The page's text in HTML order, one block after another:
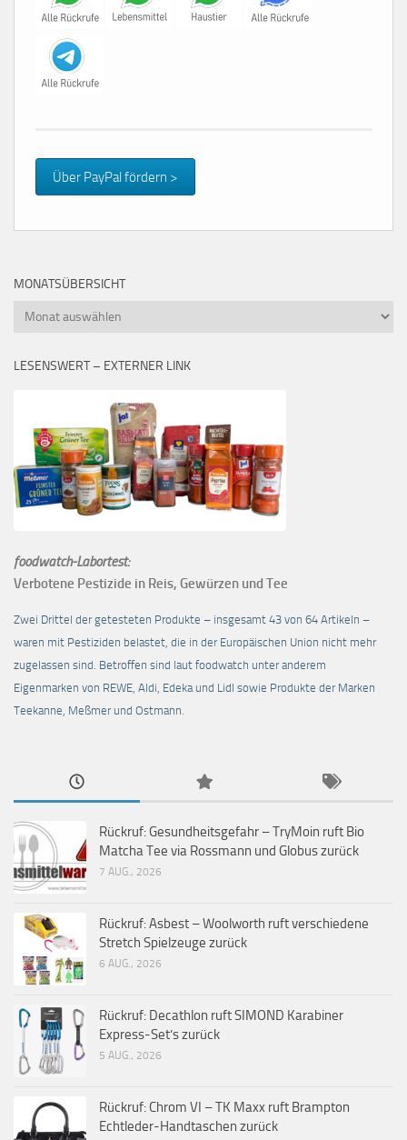
Über PayPal fördern >
MONATSÜBERSICHT
Monatsübersicht
LESENSWERT – EXTERNER LINK
foodwatch-Labortest:
Verbotene Pestizide in Reis, Gewürzen und Tee
Zwei Drittel der getesteten Produkte – insgesamt 43 von 64 Artikeln –
waren mit Pestiziden belastet, die in der Europäischen Union nicht mehr
zugelassen sind. Betroffen sind laut foodwatch unter anderem
Eigenmarken von REWE, Aldi, Edeka und Lidl sowie Produkte der Marken
Teekanne, Meßmer und Ostmann.
Rückruf: Gesundheitsgefahr – TryMoin ruft Bio
Matcha Tee via Rossmann und Globus zurück
7 AUG., 2026
Rückruf: Asbest – Woolworth ruft verschiedene
Stretch Spielzeuge zurück
6 AUG., 2026
Rückruf: Decathlon ruft SIMOND Karabiner
Express-Set’s zurück
5 AUG., 2026
Rückruf: Chrom VI – TK Maxx ruft Brampton
Echtleder-Handtaschen zurück